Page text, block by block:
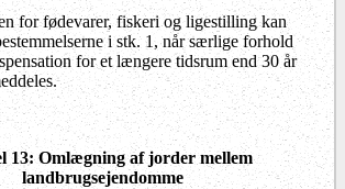
for fødevarer, fiskeri og ligestilling kan
i stk. 1, når særlige forhold
for et længere tidsrum end 30 år
13: Omlægning af jorder mellem
landbrugsejendomme